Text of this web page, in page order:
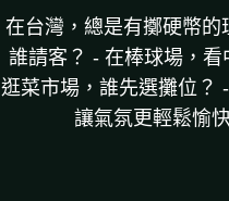
在台灣，總是有擲硬幣的
誰請客？ - 在棒球場，
逛菜市場，誰先選攤位？
讓氣氛更輕鬆愉